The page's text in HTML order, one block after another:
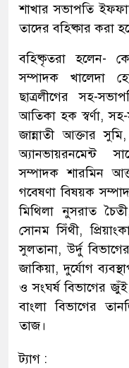
শাখার সভাপতি
তাদের বহিষ্কার করা
বহিষ্কৃতরা হলেন-
সম্পাদক খালেদা
ছাত্রলীগের সহ-
আতিকা হক স্বর্ণা,
জান্নাতী আক্তার
অ্যানভায়রনমেন্ট
সম্পাদক শারমিন
গবেষণা বিষয়ক
মিথিলা নুসরাত
সোনম সিঁথী,
সুলতানা, উর্দু
জাকিয়া, দুর্যোগ
ও সংঘর্ষ বিভাগের
বাংলা বিভাগের
তাজ।
ট্যাগ :